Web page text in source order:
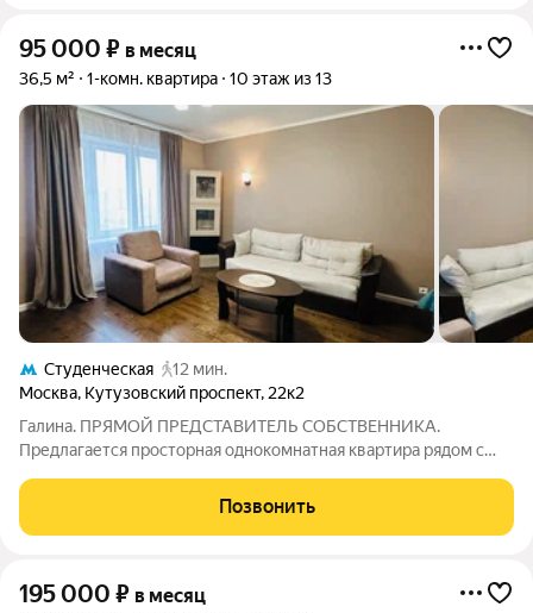
95 000 ₽ в месяц
36,5 м² 1-комн. квартира 10 этаж из 13
Студенческая
12 мин.
Москва, Кутузовский проспект, 22к2
Галина. ПРЯМОЙ ПРЕДСТАВИТЕЛЬ СОБСТВЕННИКА.
Предлагается просторная однокомнатная квартира рядом с
спальни, кухня с балконом, раздельный сан.узел (душевая
кабина). В квартире есть бойлер,
Позвонить
195 000 ₽ в месяц